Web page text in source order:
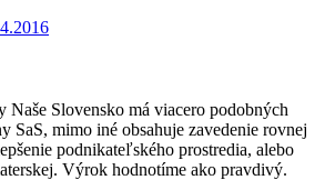
Naše Slovensko má viacero podobných
SaS, mimo iné obsahuje zavedenie rovnej
podnikateľského prostredia, alebo
Výrok hodnotíme ako pravdivý.